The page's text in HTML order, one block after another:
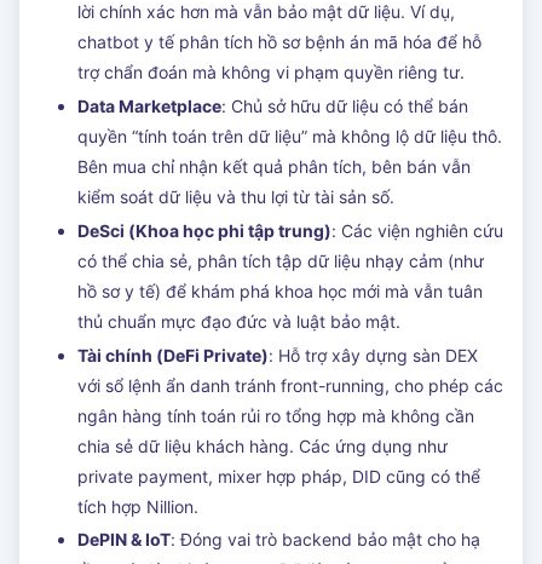
lời chính xác hơn mà vẫn bảo mật dữ liệu. Ví dụ,
chatbot y tế phân tích hồ sơ bệnh án mã hóa để hỗ
trợ chẩn đoán mà không vi phạm quyền riêng tư.
Data Marketplace: Chủ sở hữu dữ liệu có thể bán
quyền “tính toán trên dữ liệu” mà không lộ dữ liệu thô.
Bên mua chỉ nhận kết quả phân tích, bên bán vẫn
kiểm soát dữ liệu và thu lợi từ tài sản số.
DeSci (Khoa học phi tập trung): Các viện nghiên cứu
có thể chia sẻ, phân tích tập dữ liệu nhạy cảm (như
hồ sơ y tế) để khám phá khoa học mới mà vẫn tuân
thủ chuẩn mực đạo đức và luật bảo mật.
Tài chính (DeFi Private): Hỗ trợ xây dựng sàn DEX
với sổ lệnh ẩn danh tránh front-running, cho phép các
ngân hàng tính toán rủi ro tổng hợp mà không cần
chia sẻ dữ liệu khách hàng. Các ứng dụng như
private payment, mixer hợp pháp, DID cũng có thể
tích hợp Nillion.
DePIN & IoT: Đóng vai trò backend bảo mật cho hạ